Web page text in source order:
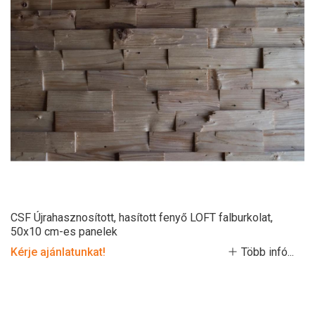
CSF Újrahasznosított, hasított fenyő LOFT falburkolat,
50x10 cm-es panelek
Kérje ajánlatunkat!
Több infó...